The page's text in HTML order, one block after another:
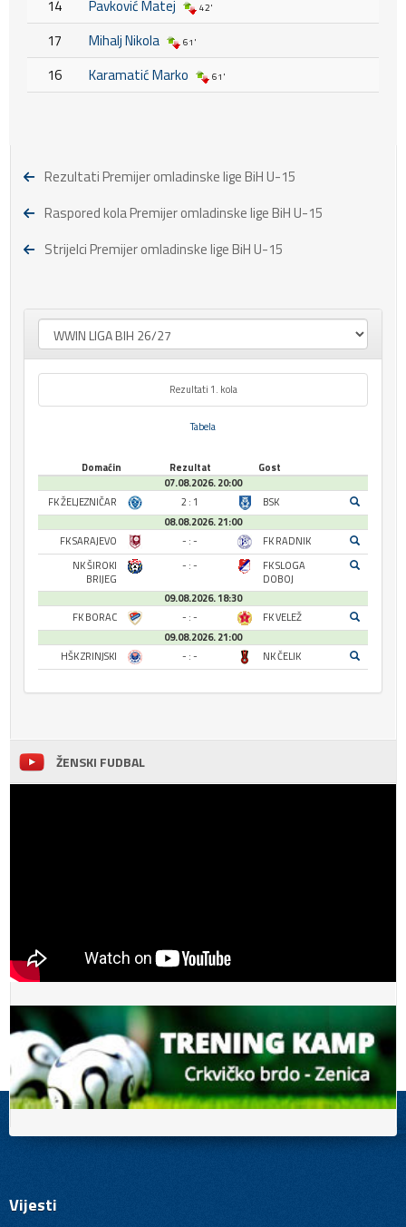
14 Pavković Matej 42'
17 Mihalj Nikola 61'
16 Karamatić Marko 61'
Rezultati Premijer omladinske lige BiH U-15
Raspored kola Premijer omladinske lige BiH U-15
Strijelci Premijer omladinske lige BiH U-15
Rezultati 1. kola
Tabela
Domaćin Rezultat
Gost
07.08.2026. 20:00
FK ŽELJEZNIČAR
2 : 1
BSK
08.08.2026. 21:00
FK SARAJEVO
- : -
FK RADNIK
NK ŠIROKI
BRIJEG
- : -
FK SLOGA
DOBOJ
09.08.2026. 18:30
FK BORAC
- : -
FK VELEŽ
09.08.2026. 21:00
HŠK ZRINJSKI
- : - NK ČELIK
ŽENSKI FUDBAL
Vijesti